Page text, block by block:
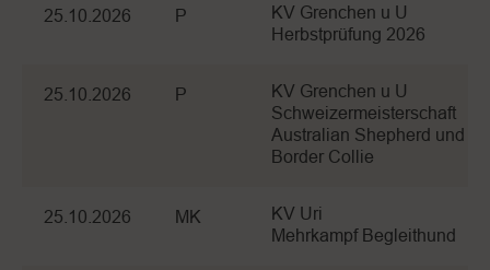
25.10.2026 P
KV Grenchen u U
Herbstprüfung 2026
25.10.2026 P
KV Grenchen u U
Schweizermeisterschaft
Australian Shepherd und
Border Collie
25.10.2026 MK
KV Uri
Mehrkampf Begleithund